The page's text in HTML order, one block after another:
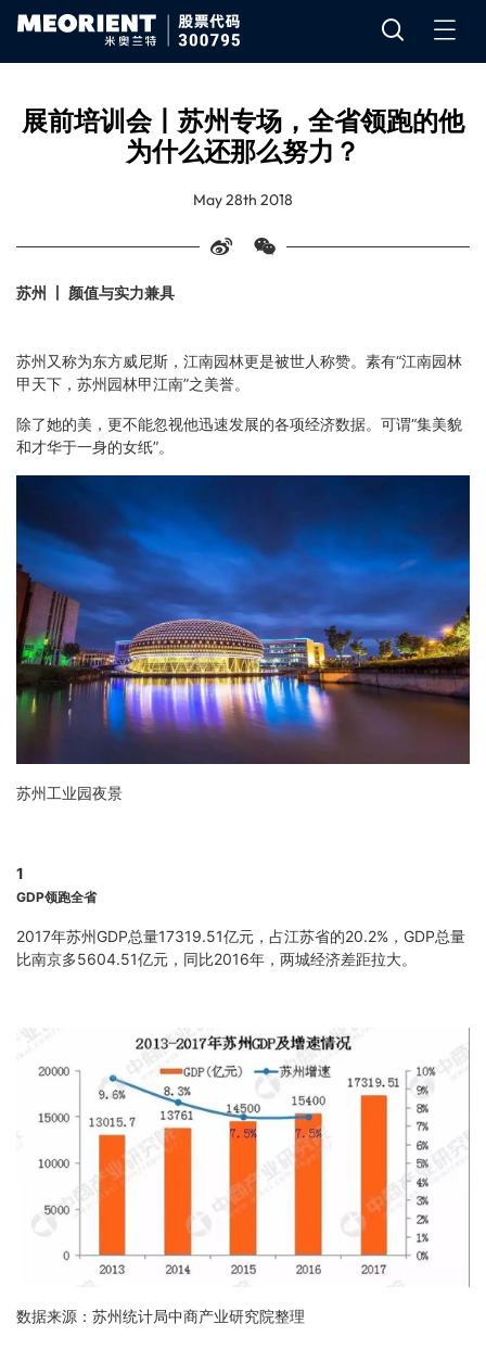
展前培训会丨苏州专场，全省领跑的他
为什么还那么努力？
May 28th 2018
苏州 丨 颜值与实力兼具
苏州又称为东方威尼斯，江南园林更是被世人称赞。素有“江南园林
甲天下，苏州园林甲江南”之美誉。
除了她的美，更不能忽视他迅速发展的各项经济数据。可谓“集美貌
和才华于一身的女纸”。
苏州工业园夜景
1
GDP领跑全省
2017年苏州GDP总量17319.51亿元，占江苏省的20.2%，GDP总量
比南京多5604.51亿元，同比2016年，两城经济差距拉大。
数据来源：苏州统计局中商产业研究院整理